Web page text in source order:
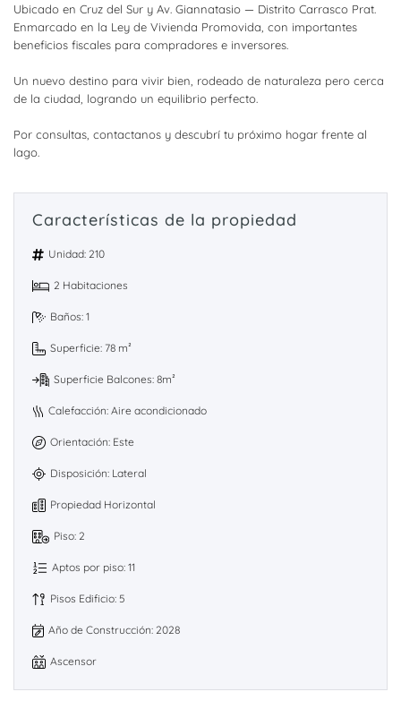
Ubicado en Cruz del Sur y Av. Giannatasio — Distrito Carrasco Prat.
Enmarcado en la Ley de Vivienda Promovida, con importantes
beneficios fiscales para compradores e inversores.
Un nuevo destino para vivir bien, rodeado de naturaleza pero cerca
de la ciudad, logrando un equilibrio perfecto.
Por consultas, contactanos y descubrí tu próximo hogar frente al
lago.
Características de la propiedad
Unidad: 210
2 Habitaciones
Baños: 1
Superficie: 78 m²
Superficie Balcones: 8m²
Calefacción: Aire acondicionado
Orientación: Este
Disposición: Lateral
Propiedad Horizontal
Piso: 2
Aptos por piso: 11
Pisos Edificio: 5
Año de Construcción: 2028
Ascensor